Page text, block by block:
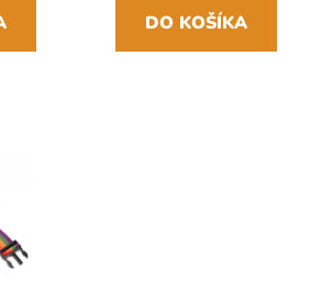
DO KOŠÍKA